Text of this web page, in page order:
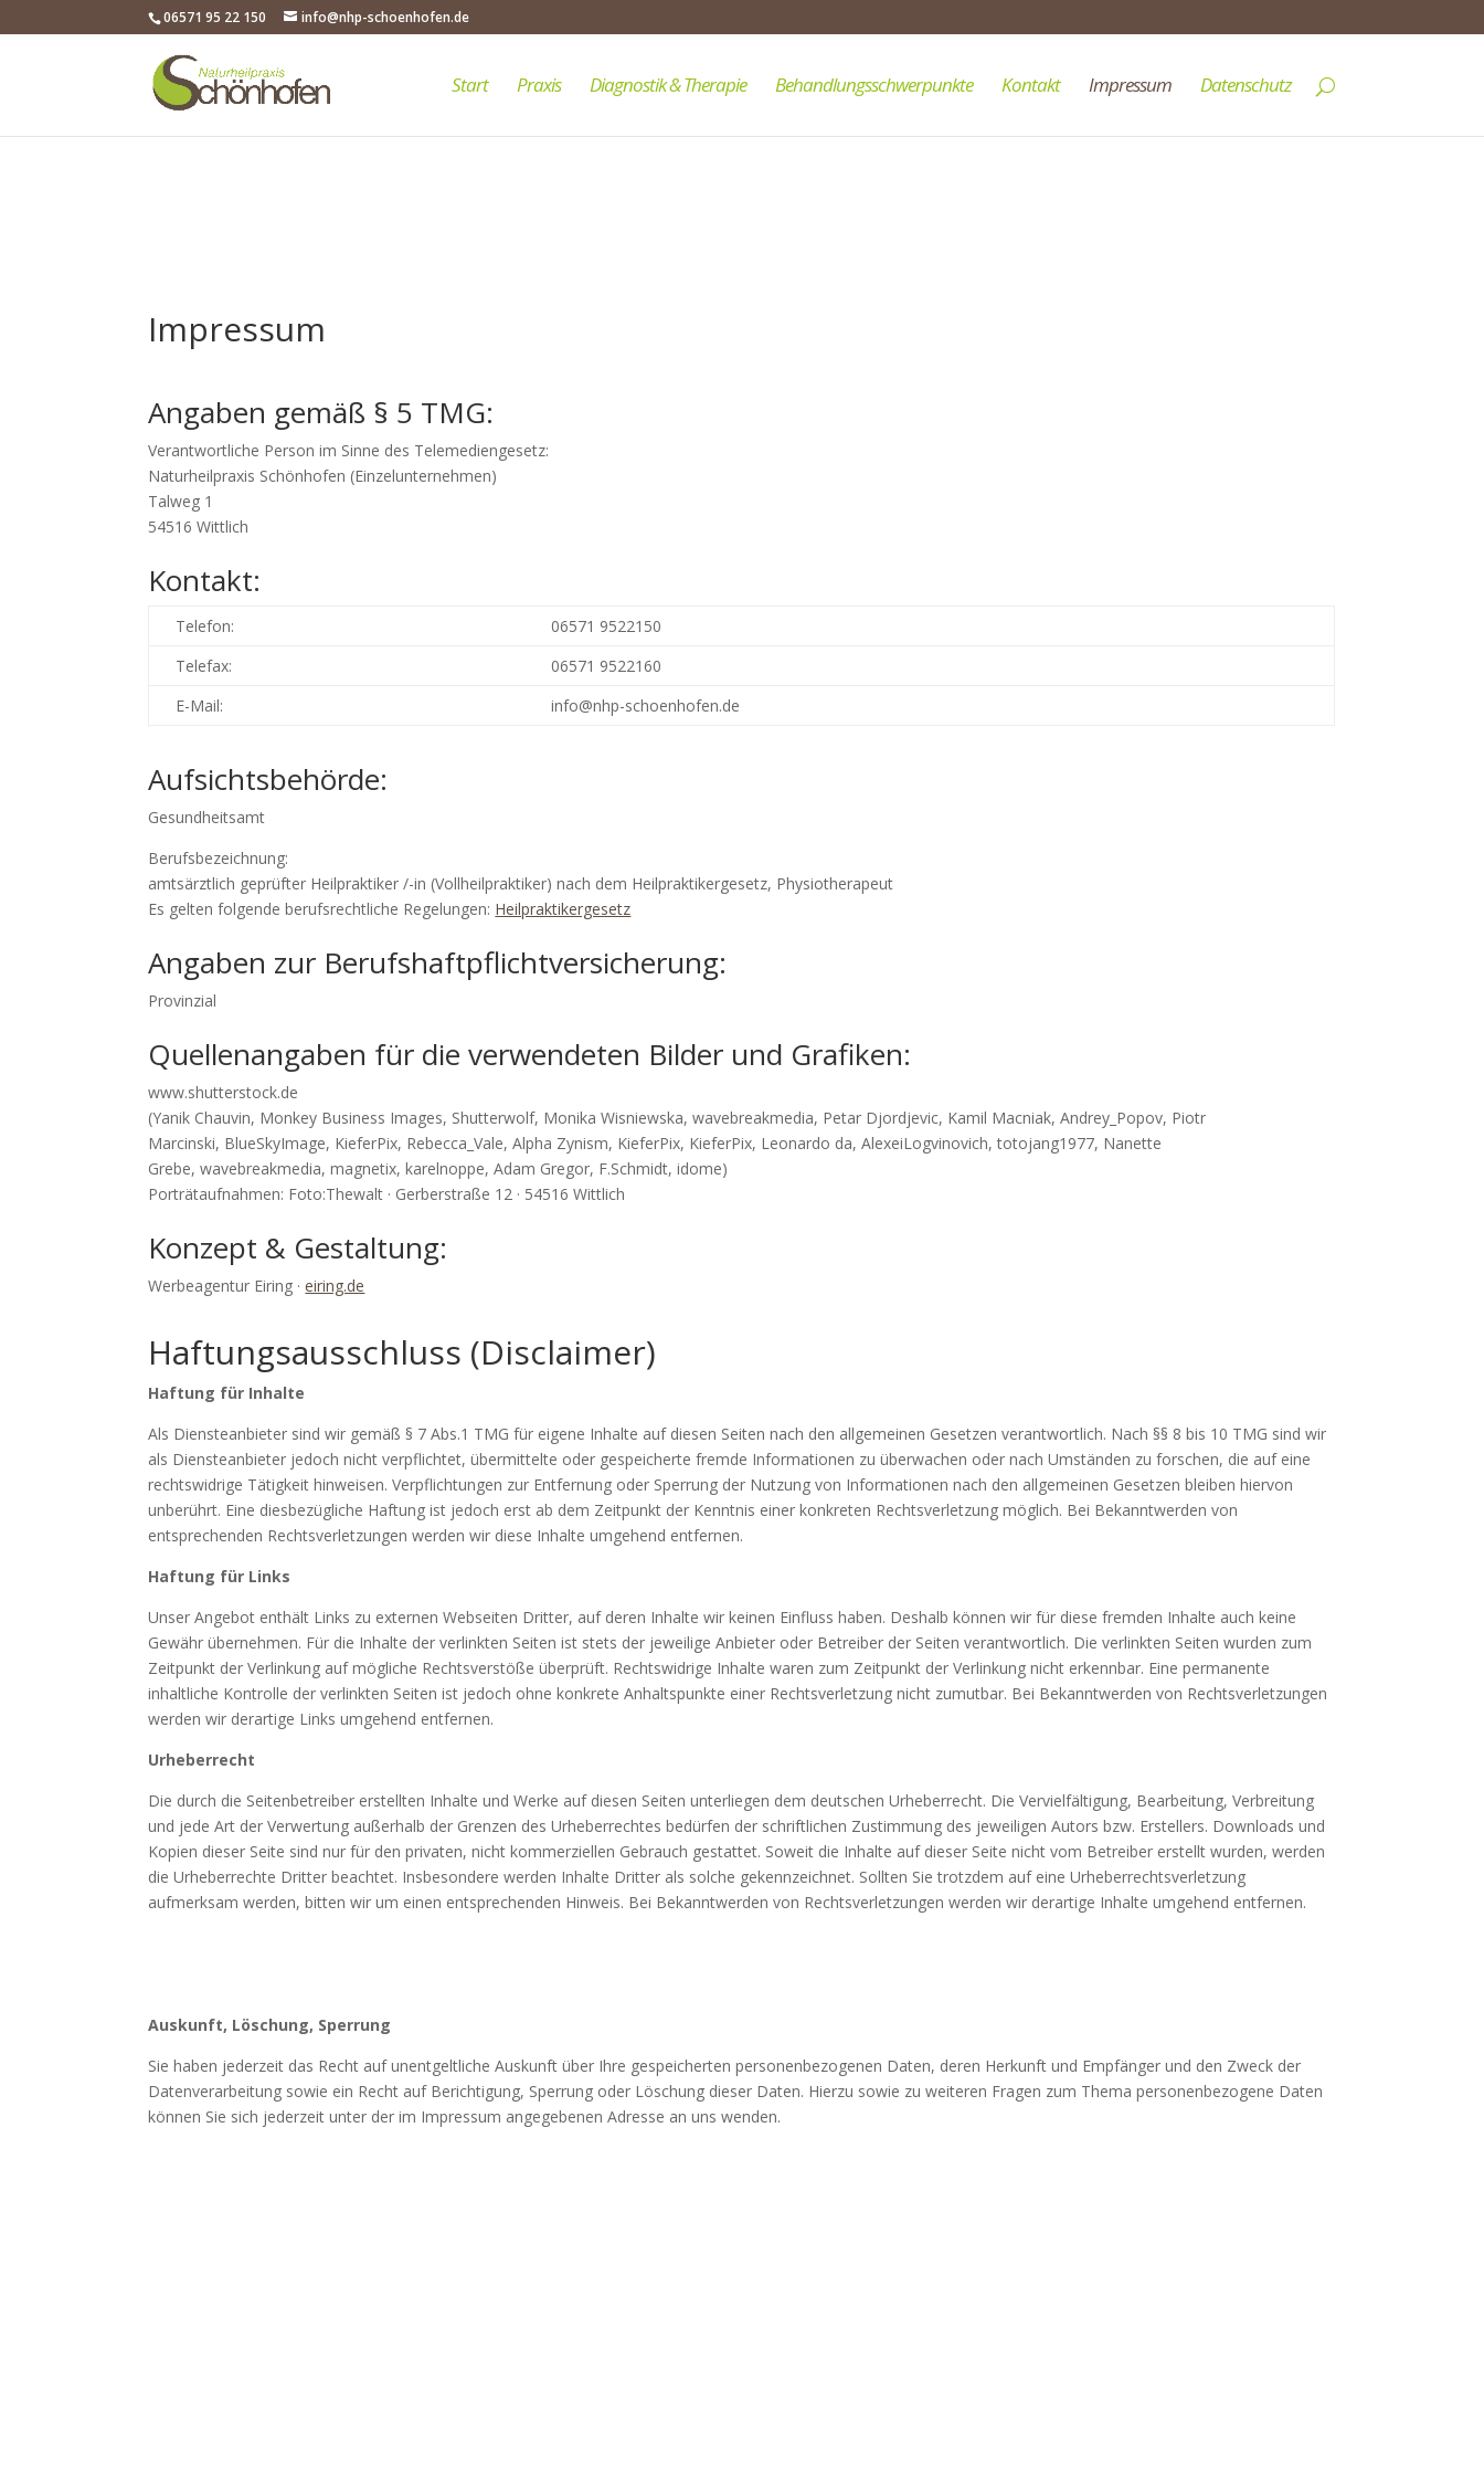
06571 95 22 150 info@nhp-schoenhofen.de
Start Praxis Diagnostik & Therapie Behandlungsschwerpunkte Kontakt Impressum Datenschutz
Impressum
Angaben gemäß § 5 TMG:
Verantwortliche Person im Sinne des Telemediengesetz:
Naturheilpraxis Schönhofen (Einzelunternehmen)
Talweg 1
54516 Wittlich
Kontakt:
Telefon:
06571 9522150
Telefax:
06571 9522160
E-Mail:
info@nhp-schoenhofen.de
Aufsichtsbehörde:
Gesundheitsamt
Berufsbezeichnung:
amtsärztlich geprüfter Heilpraktiker /-in (Vollheilpraktiker) nach dem Heilpraktikergesetz, Physiotherapeut
Es gelten folgende berufsrechtliche Regelungen: Heilpraktikergesetz
Angaben zur Berufshaftpflichtversicherung:
Provinzial
Quellenangaben für die verwendeten Bilder und Grafiken:
www.shutterstock.de
(Yanik Chauvin, Monkey Business Images, Shutterwolf, Monika Wisniewska, wavebreakmedia, Petar Djordjevic, Kamil Macniak, Andrey_Popov, Piotr
Marcinski, BlueSkyImage, KieferPix, Rebecca_Vale, Alpha Zynism, KieferPix, KieferPix, Leonardo da, AlexeiLogvinovich, totojang1977, Nanette
Grebe, wavebreakmedia, magnetix, karelnoppe, Adam Gregor, F.Schmidt, idome)
Porträtaufnahmen: Foto:Thewalt · Gerberstraße 12 · 54516 Wittlich
Konzept & Gestaltung:
Werbeagentur Eiring ·eiring.de
Haftungsausschluss (Disclaimer)
Haftung für Inhalte
Als Diensteanbieter sind wir gemäß § 7 Abs.1 TMG für eigene Inhalte auf diesen Seiten nach den allgemeinen Gesetzen verantwortlich. Nach §§ 8 bis 10 TMG sind wir
als Diensteanbieter jedoch nicht verpflichtet, übermittelte oder gespeicherte fremde Informationen zu überwachen oder nach Umständen zu forschen, die auf eine
rechtswidrige Tätigkeit hinweisen. Verpflichtungen zur Entfernung oder Sperrung der Nutzung von Informationen nach den allgemeinen Gesetzen bleiben hiervon
unberührt. Eine diesbezügliche Haftung ist jedoch erst ab dem Zeitpunkt der Kenntnis einer konkreten Rechtsverletzung möglich. Bei Bekanntwerden von
entsprechenden Rechtsverletzungen werden wir diese Inhalte umgehend entfernen.
Haftung für Links
Unser Angebot enthält Links zu externen Webseiten Dritter, auf deren Inhalte wir keinen Einfluss haben. Deshalb können wir für diese fremden Inhalte auch keine
Gewähr übernehmen. Für die Inhalte der verlinkten Seiten ist stets der jeweilige Anbieter oder Betreiber der Seiten verantwortlich. Die verlinkten Seiten wurden zum
Zeitpunkt der Verlinkung auf mögliche Rechtsverstöße überprüft. Rechtswidrige Inhalte waren zum Zeitpunkt der Verlinkung nicht erkennbar. Eine permanente
inhaltliche Kontrolle der verlinkten Seiten ist jedoch ohne konkrete Anhaltspunkte einer Rechtsverletzung nicht zumutbar. Bei Bekanntwerden von Rechtsverletzungen
werden wir derartige Links umgehend entfernen.
Urheberrecht
Die durch die Seitenbetreiber erstellten Inhalte und Werke auf diesen Seiten unterliegen dem deutschen Urheberrecht. Die Vervielfältigung, Bearbeitung, Verbreitung
und jede Art der Verwertung außerhalb der Grenzen des Urheberrechtes bedürfen der schriftlichen Zustimmung des jeweiligen Autors bzw. Erstellers. Downloads und
Kopien dieser Seite sind nur für den privaten, nicht kommerziellen Gebrauch gestattet. Soweit die Inhalte auf dieser Seite nicht vom Betreiber erstellt wurden, werden
die Urheberrechte Dritter beachtet. Insbesondere werden Inhalte Dritter als solche gekennzeichnet. Sollten Sie trotzdem auf eine Urheberrechtsverletzung
aufmerksam werden, bitten wir um einen entsprechenden Hinweis. Bei Bekanntwerden von Rechtsverletzungen werden wir derartige Inhalte umgehend entfernen.
Auskunft, Löschung, Sperrung
Sie haben jederzeit das Recht auf unentgeltliche Auskunft über Ihre gespeicherten personenbezogenen Daten, deren Herkunft und Empfänger und den Zweck der
Datenverarbeitung sowie ein Recht auf Berichtigung, Sperrung oder Löschung dieser Daten. Hierzu sowie zu weiteren Fragen zum Thema personenbezogene Daten
können Sie sich jederzeit unter der im Impressum angegebenen Adresse an uns wenden.